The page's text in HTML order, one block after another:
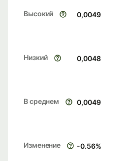
Высокий 0,0049
Низкий 0,0048
В среднем 0,0049
Изменение -0.56%